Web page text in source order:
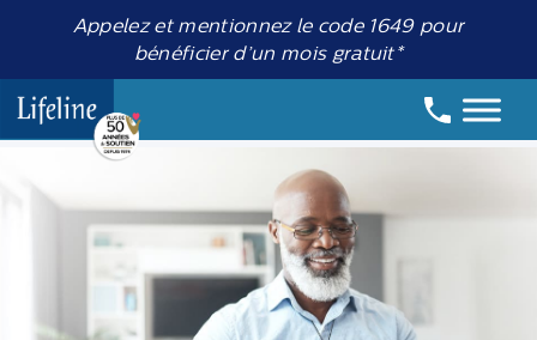
Appelez et mentionnez le code 1649 pour
bénéficier d’un mois gratuit*